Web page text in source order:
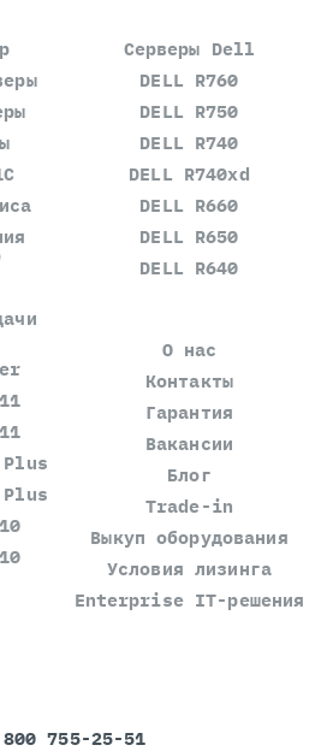
Серверы Dell
DELL R760
DELL R750
DELL R740
DELL R740xd
DELL R660
DELL R650
DELL R640
Plus
Plus
О нас
Контакты
Гарантия
Вакансии
Блог
Trade-in
Выкуп оборудования
Условия лизинга
Enterprise IT-решения
755-25-51